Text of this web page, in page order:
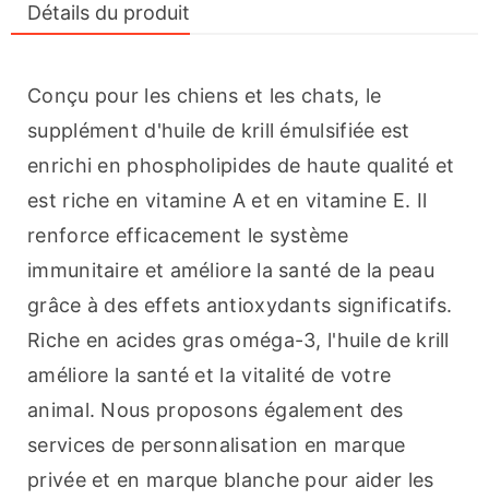
Détails du produit
Conçu pour les chiens et les chats, le
supplément d'huile de krill émulsifiée est
enrichi en phospholipides de haute qualité et
est riche en vitamine A et en vitamine E. Il
renforce efficacement le système
immunitaire et améliore la santé de la peau
grâce à des effets antioxydants significatifs.
Riche en acides gras oméga-3, l'huile de krill
améliore la santé et la vitalité de votre
animal. Nous proposons également des
services de personnalisation en marque
privée et en marque blanche pour aider les